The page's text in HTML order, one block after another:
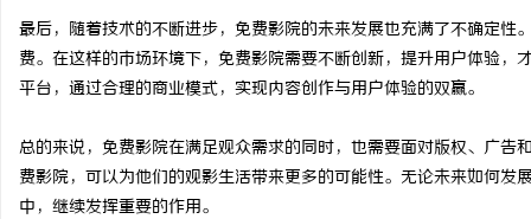
最后，随着技术的不断进步，免费影院的未来发展也充满了不确定
费。在这样的市场环境下，免费影院需要不断创新，提升用户体验
平台，通过合理的商业模式，实现内容创作与用户体验的双赢。
总的来说，免费影院在满足观众需求的同时，也需要面对版权、广
费影院，可以为他们的观影生活带来更多的可能性。无论未来如何
中，继续发挥重要的作用。
ai却天天给他免费派单？